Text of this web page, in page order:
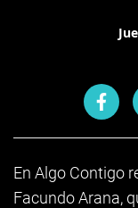
En Algo Contigo
Facundo Arana,